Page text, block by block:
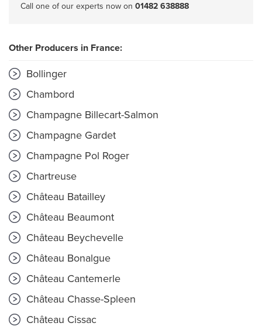
Call one of our experts now on 01482 638888
Other Producers in France:
Bollinger
Chambord
Champagne Billecart-Salmon
Champagne Gardet
Champagne Pol Roger
Chartreuse
Château Batailley
Château Beaumont
Château Beychevelle
Château Bonalgue
Château Cantemerle
Château Chasse-Spleen
Château Cissac